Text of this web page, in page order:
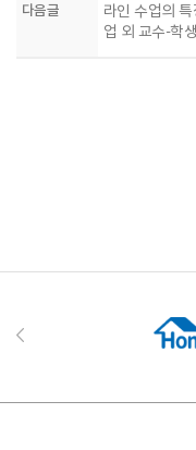
다음글
라인 수업의
업 외 교수-학